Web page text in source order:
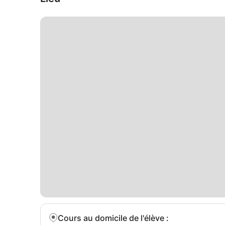
Cours au domicile de l'élève :